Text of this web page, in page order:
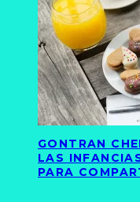
GONTRAN
LAS
PARA